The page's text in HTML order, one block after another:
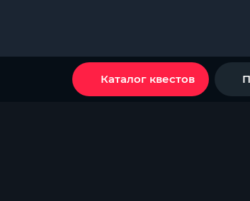
Каталог квестов